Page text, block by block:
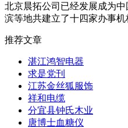
北京晨拓公司已经发展成为
滨等地共建立了十四家办事
推荐文章
湛江鸿智电器
求是党刊
江苏金丝狐服饰
祥和电缆
分宜县钟氏木业
唐博士血糖仪